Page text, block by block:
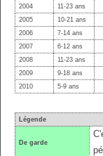
2004
11-23 ans
2005
10-21 ans
2006
7-14 ans
2007
6-12 ans
2008
11-23 ans
2009
9-18 ans
2010
5-9 ans
Légende
De garde